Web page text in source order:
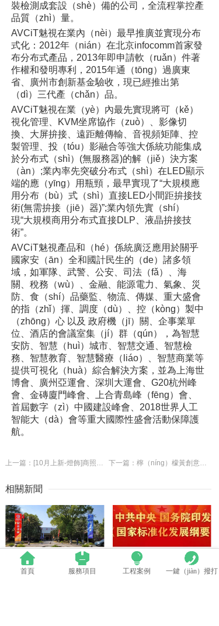
裝檢測成套設（shè）備的公司，全流程掌控產
品質（zhì）量。
AVCiT魅視在業內（nèi）最早推廣並實現分布
式化：2012年（nián）在北京infocomm首家發
布分布式產品，2013年即申請軟（ruǎn）件著
作權和發明專利，2015年通（tōng）過廣東
省、廣州市創新基金驗收，現已經推出第
（dì）三代產（chǎn）品。
AVCiT魅視在業（yè）內最先實現將可（kě）
視化管理、KVM坐席協作（zuò）、影像切
換、大屏拚接、遠距離傳輸、音視頻矩陣、控
製管理、投（tóu）影融合等強大係統功能集成
於分布式（shì）(無服務器)的解（jiě）決方案
（àn）;業內率先突破分布式（shì）在LED顯示
端的應（yīng）用瓶頸，最早實現了“大規模應
用分布（bù）式（shì）直接LED小間距拚接技
術(無需拚接（jiē）器)”;業內領先實（shí）
現“大規模商用分布式直接DLP、液晶拚接技
術”。
AVCiT魅視產品和（hé）係統廣泛應用於關乎
國家安（ān）全和國計民生的（de）諸多領
域，如軍隊、武警、公安、司法（fǎ）、海
關、稅務（wù）、金融、能源電力、氣象、災
防、食（shí）品藥監、物流、傳媒、重大盛會
的指（zhǐ）揮、調度（dù）、控（kòng）製中
（zhōng）心 以及 政府機（jī）關、企事業單
位、酒店的會議室集（jí）群（qún），為智慧
安防、智慧（huì）城市、智慧交通、智慧檢
務、智慧教育、智慧醫療（liáo）、智慧商業等
提供可視化（huà）綜合解決方案，並為上海世
博會、廣州亞運會、深圳大運會、G20杭州峰
會、金磚廈門峰會、上合青島峰（fēng）會、
首屆數字（zì）中國建設峰會、2018世界人工
智能大（dà）會等重大國際性盛會活動保障護
航。
上一篇：[10月上新-燈飾]商照電工——韋邦 產品上新通知！ 下一篇：檸（níng）檬黃創意賦予家（jiā）裝文化魅力和生命
相關新聞
首頁 服務項目 工程案例 一鍵（jiàn）撥打